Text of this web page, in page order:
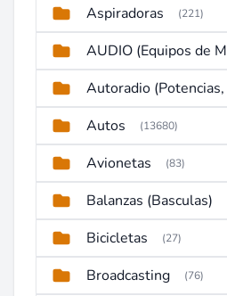
Aspiradoras (221)
Autos (13680)
Avionetas (83)
Balanzas (Basculas)
Bicicletas (27)
Broadcasting (76)